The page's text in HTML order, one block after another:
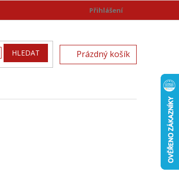
Přihlášení
HLEDAT
NÁKUPNÍ
KOŠÍK
Prázdný košík